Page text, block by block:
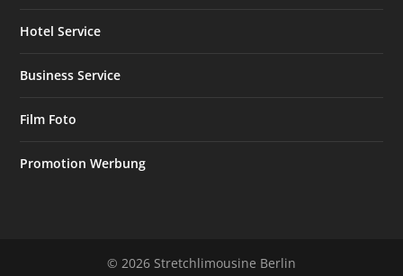
Hotel Service
Business Service
Film Foto
Promotion Werbung
© 2026 Stretchlimousine Berlin